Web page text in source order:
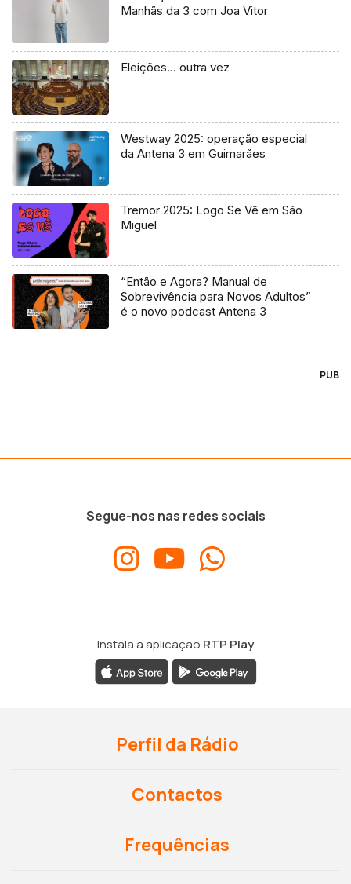
Manhãs da 3 com Joa Vitor
Eleições… outra vez
Westway 2025: operação especial
da Antena 3 em Guimarães
Tremor 2025: Logo Se Vê em São
Miguel
“Então e Agora? Manual de
Sobrevivência para Novos Adultos”
é o novo podcast Antena 3
PUB
Segue-nos nas redes sociais
Instala a aplicação RTP Play
Perfil da Rádio
Contactos
Frequências